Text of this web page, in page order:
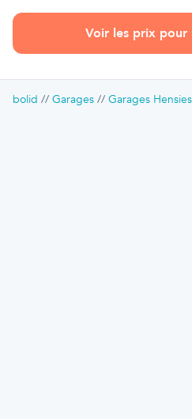
Voir les prix pour
bolid Garages Garages Hensies